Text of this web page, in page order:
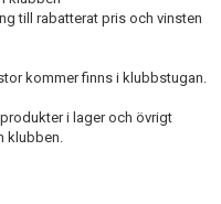
till rabatterat pris och vinsten
kommer finns i klubbstugan.
i lager och övrigt
klubben.